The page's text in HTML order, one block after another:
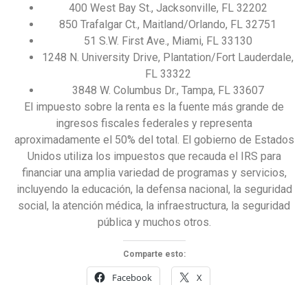
400 West Bay St., Jacksonville, FL 32202
850 Trafalgar Ct., Maitland/Orlando, FL 32751
51 S.W. First Ave., Miami, FL 33130
1248 N. University Drive, Plantation/Fort Lauderdale,
FL 33322
3848 W. Columbus Dr., Tampa, FL 33607
El impuesto sobre la renta es la fuente más grande de
ingresos fiscales federales y representa
aproximadamente el 50% del total. El gobierno de Estados
Unidos utiliza los impuestos que recauda el IRS para
financiar una amplia variedad de programas y servicios,
incluyendo la educación, la defensa nacional, la seguridad
social, la atención médica, la infraestructura, la seguridad
pública y muchos otros.
Comparte esto:
Facebook X